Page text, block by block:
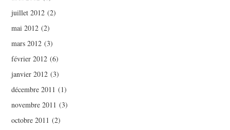
juillet 2012 (2)
mai 2012 (2)
mars 2012 (3)
février 2012 (6)
janvier 2012 (3)
décembre 2011 (1)
novembre 2011 (3)
octobre 2011 (2)